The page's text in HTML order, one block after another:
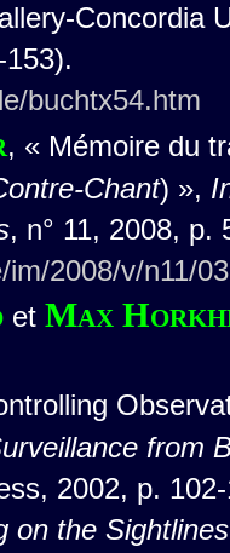
Concordia
buchtx54.htm
, « Mémoire du
Chant) »,
, n° 11, 2008, p.
2008/v/n11/
et Max
from
2002, p.
on the Sightlines